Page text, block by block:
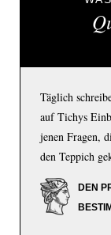
Täglich
auf Tichys
jenen Fragen,
den Teppich
DEN